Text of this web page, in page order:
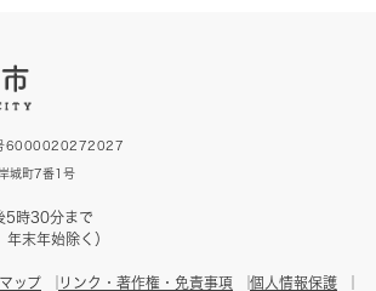
6000020272027
城町7番1号
5時30分まで
年末年始除く）
ップ リンク・著作権・免責事項
個人情報保護